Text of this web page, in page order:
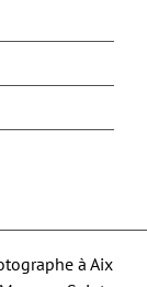
à Aix